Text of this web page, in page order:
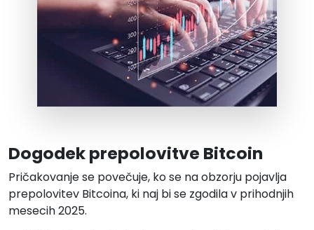
Dogodek prepolovitve Bitcoin
Pričakovanje se povečuje, ko se na obzorju pojavlja
prepolovitev Bitcoina, ki naj bi se zgodila v prihodnjih
mesecih 2025.